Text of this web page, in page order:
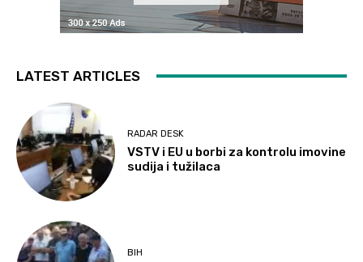
LATEST ARTICLES
RADAR DESK
VSTV i EU u borbi za kontrolu imovine
sudija i tužilaca
BIH